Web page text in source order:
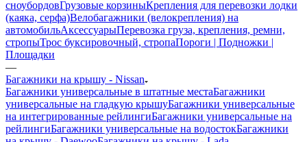
сноубордовГрузовые корзиныКрепления для перевозки лодки
(каяка, серфа)Велобагажники (велокрепления) на
автомобильАксессуарыПеревозка груза, крепления, ремни,
стропыТрос буксировочный, стропаПороги | Подножки |
Площадки
—
Багажники на крышу - Nissan
Багажники универсальные в штатные местаБагажники
универсальные на гладкую крышуБагажники универсальные
на интегрированные рейлингиБагажники универсальные на
рейлингиБагажники универсальные на водостокБагажники